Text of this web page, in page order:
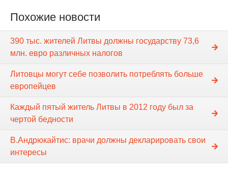
Похожие новости
390 тыс. жителей Литвы должны государству 73,6
млн. евро различных налогов
Литовцы могут себе позволить потреблять больше
европейцев
Каждый пятый житель Литвы в 2012 году был за
чертой бедности
В.Андрюкайтис: врачи должны декларировать свои
интересы